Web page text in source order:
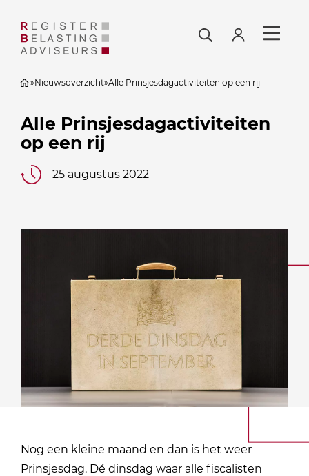
»Nieuwsoverzicht»Alle Prinsjesdagactiviteiten op een rij
Alle Prinsjesdagactiviteiten
op een rij
25 augustus 2022
Nog een kleine maand en dan is het weer
Prinsjesdag. Dé dinsdag waar alle fiscalisten